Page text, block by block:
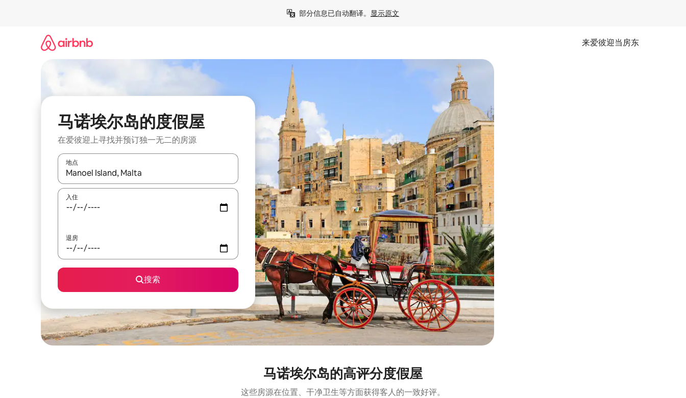
部分信息已自动翻译。 显示原文
来爱彼迎当房东
马诺埃尔岛的度假屋
在爱彼迎上寻找并预订独一无二的房源
地点
如有搜索结果，请使用上下方向键查看，或通过点击或滑动手势浏览。
入住
退房
搜索
马诺埃尔岛的高评分度假屋
这些房源在位置、干净卫生等方面获得客人的一致好评。